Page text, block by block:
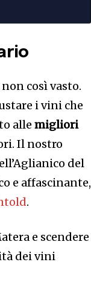
così vasto.
i vini che
allemigliori
Il nostro
del
e affascinante,
.
e scendere
dei vini